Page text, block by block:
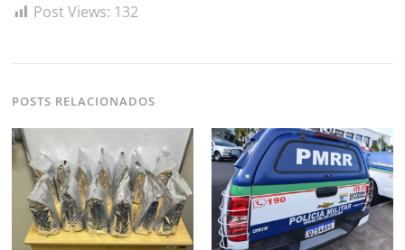
Post Views: 132
POSTS RELACIONADOS